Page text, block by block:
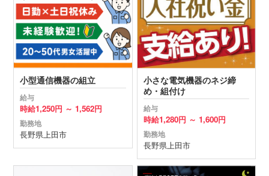
小型通信機器の組立
給与
時給1,250円 ～ 1,562円
勤務地
長野県上田市
小さな電気機器のネジ締
め・組付け
給与
時給1,280円 ～ 1,600円
勤務地
長野県上田市